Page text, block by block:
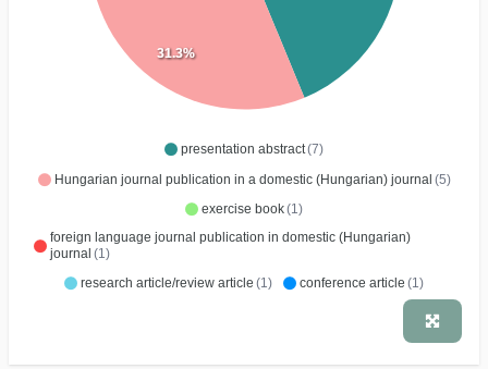
presentation abstract(7)
Hungarian journal publication in a domestic (Hungarian) journal (5)
exercise book(1)
foreign language journal publication in domestic (Hungarian)
journal (1)
research article/review article (1) conference article (1)
31.3%